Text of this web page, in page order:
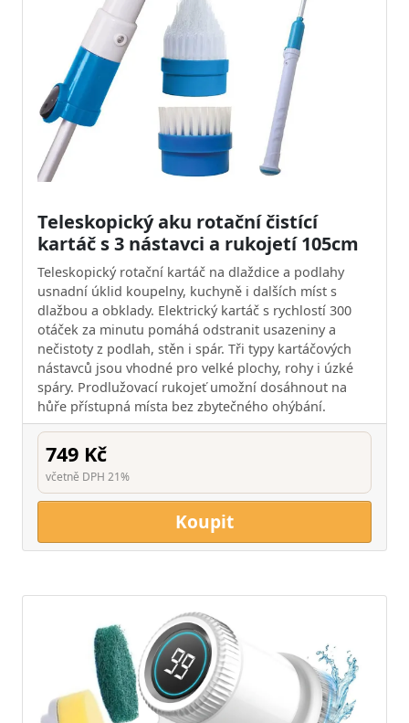
Teleskopický aku rotační čistící
kartáč s 3 nástavci a rukojetí 105cm
Teleskopický rotační kartáč na dlaždice a podlahy
usnadní úklid koupelny, kuchyně i dalších míst s
dlažbou a obklady. Elektrický kartáč s rychlostí 300
otáček za minutu pomáhá odstranit usazeniny a
nečistoty z podlah, stěn i spár. Tři typy kartáčových
nástavců jsou vhodné pro velké plochy, rohy i úzké
spáry. Prodlužovací rukojeť umožní dosáhnout na
hůře přístupná místa bez zbytečného ohýbání.
749 Kč
včetně DPH 21%
Koupit